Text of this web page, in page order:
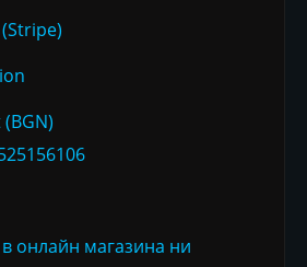
онлайн магазина ни